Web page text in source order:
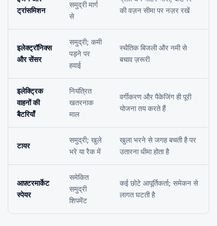
ट्रांसमिशन
समुद्री मार्ग
से
की वज़न सीमा पर नज़र रखें
इलेक्ट्रॉनिक्स
और सेंसर
समुद्री; कमी
पड़ने पर
हवाई
स्थैतिक बिजली और नमी से
बचाव ज़रूरी
इलेक्ट्रिक
वाहनों की
बैटरियाँ
नियंत्रित
खतरनाक
माल
वर्गीकरण और पैकेजिंग ही पूरी
योजना तय करते हैं
टायर
समुद्री; खुले
भरे या रैक में
खुला भरने से जगह बचती है पर
उतारना धीमा होता है
आफ़्टरमार्केट
स्पेयर
समेकित
समुद्री
शिपमेंट
कई छोटे आपूर्तिकर्ता; समेकन से
लागत घटती है